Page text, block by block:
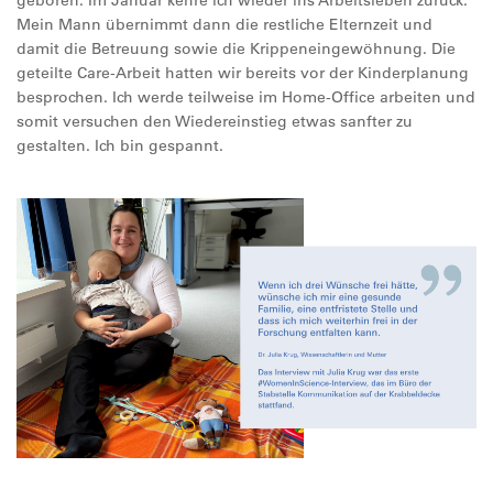
Mein Mann übernimmt dann die restliche Elternzeit und
damit die Betreuung sowie die Krippeneingewöhnung. Die
geteilte Care-Arbeit hatten wir bereits vor der Kinderplanung
besprochen. Ich werde teilweise im Home-Office arbeiten und
somit versuchen den Wiedereinstieg etwas sanfter zu
gestalten. Ich bin gespannt.